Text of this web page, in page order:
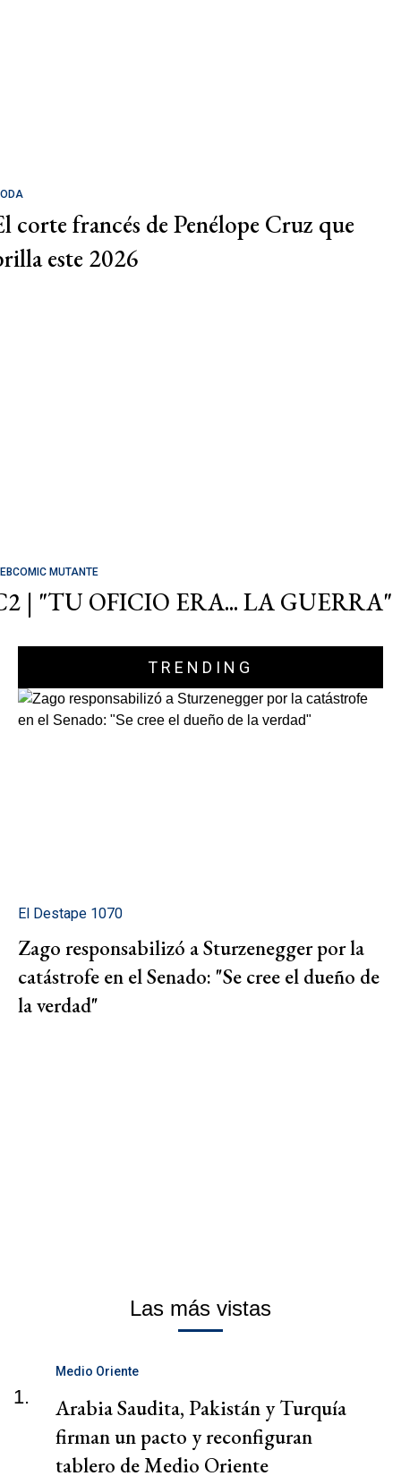
corte francés de Penélope Cruz que
este 2026
MUTANTE
| "TU OFICIO ERA... LA GUERRA"
TRENDING
El Destape 1070
Zago responsabilizó a Sturzenegger por la
catástrofe en el Senado: "Se cree el dueño de
la verdad"
Las más vistas
1.
Medio Oriente
Arabia Saudita, Pakistán y Turquía
firman un pacto y reconfiguran
tablero de Medio Oriente